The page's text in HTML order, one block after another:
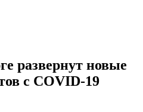
развернут новые
с COVID-19